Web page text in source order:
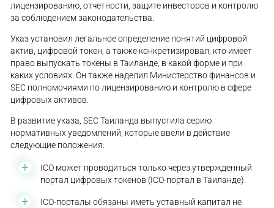
лицензированию, отчетности, защите инвесторов и контролю
за соблюдением законодательства.
Указ установил легальное определение понятий цифровой
актив, цифровой токен, а также конкретизировал, кто имеет
право выпускать токены в Таиланде, в какой форме и при
каких условиях. Он также наделил Министерство финансов и
SEC полномочиями по лицензированию и контролю в сфере
цифровых активов.
В развитие указа, SEC Таиланда выпустила серию
нормативных уведомлений, которые ввели в действие
следующие положения:
ICO может проводиться только через утвержденный
портал цифровых токенов (ICO-портал в Таиланде).
ICO-порталы обязаны иметь уставный капитал не